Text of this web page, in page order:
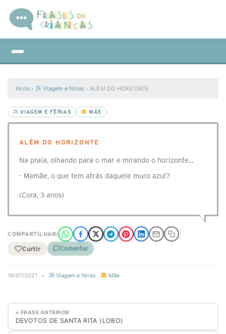
Início › Viagem e férias › ALÉM DO HORIZONTE
VIAGEM E FÉRIAS MÃE
ALÉM DO HORIZONTE
Na praia, olhando para o mar e mirando o horizonte...
- Mamãe, o que tem atrás daquele muro azul?
(Cora, 3 anos)
COMPARTILHAR:
Curtir Comentar
19/07/2021 • Viagem e férias , Mãe
« FRASE ANTERIOR
DEVOTOS DE SANTA RITA (LOBO)